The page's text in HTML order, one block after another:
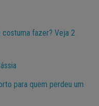
fazer? Veja 2
para quem perdeu um